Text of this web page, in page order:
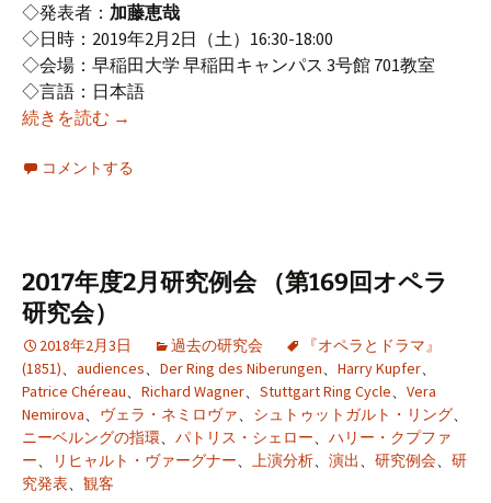
◇発表者： 加藤恵哉
◇日時：2019年2月2日（土）16:30-18:00
◇会場：早稲田大学 早稲田キャンパス 3号館 701教室
◇言語：日本語
続きを読む 2018年度2月研究例会（第178回オペラ研究会）
→
コメントする
2017年度2月研究例会 （第169回オペラ
研究会）
2018年2月3日 過去の研究会
『オペラとドラマ』
(1851)、 audiences、 Der Ring des Niberungen、 Harry Kupfer、
Patrice Chéreau、 Richard Wagner、 Stuttgart Ring Cycle、 Vera
Nemirova、 ヴェラ・ネミロヴァ、 シュトゥットガルト・リング、
ニーベルングの指環、 パトリス・シェロー、 ハリー・クプファ
ー、 リヒャルト・ヴァーグナー、 上演分析、 演出、 研究例会、 研
究発表、 観客